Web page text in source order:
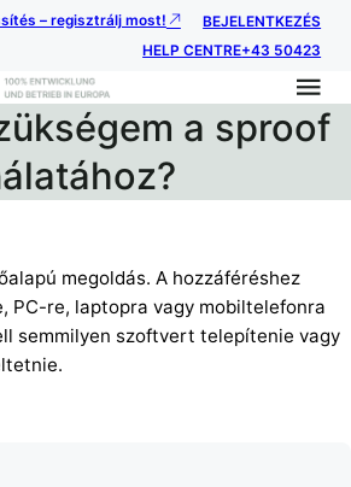
– regisztrálj most!
BEJELENTKEZÉS
HELP CENTRE+43 50423
a sproof
megoldás. A hozzáféréshez
PC-re, laptopra vagy mobiltelefonra
semmilyen szoftvert telepítenie vagy